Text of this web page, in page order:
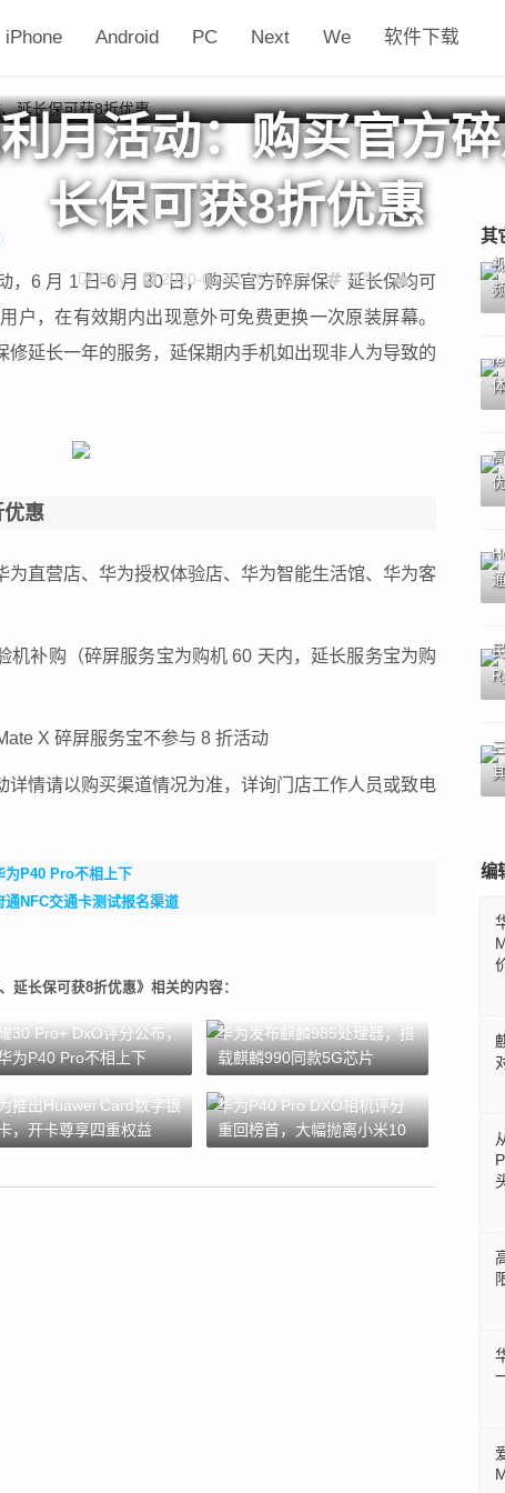
iPhone Android PC Next We 软件下载
月活动：购买官方
长保可获8折优惠
Billy 2020-06-01 15:31:32 华为
，6 月 1 日-6 月 30 日，购买官方碎屏保、延长保均可
户，在有效期内出现意外可免费更换一次原装屏幕。
修延长一年的服务，延保期内手机如出现非人为导致的
优惠
为直营店、华为授权体验店、华为智能生活馆、华为客
机补购（碎屏服务宝为购机 60 天内，延长服务宝为购
X 碎屏服务宝不参与 8 折活动
详情请以购买渠道情况为准，详询门店工作人员或致电
为P40 Pro不相上下
NFC交通卡测试报名渠道
延长保可获8折优惠》相关的内容：
30 Pro+ DxO评分公布，
为P40 Pro不相上下
华为发布麒麟985处理器，搭
载麒麟990同款5G芯片
推出Huawei Card数字银
，开卡尊享四重权益
华为P40 Pro DXO相机评分
重回榜首，大幅抛离小米10
其
编